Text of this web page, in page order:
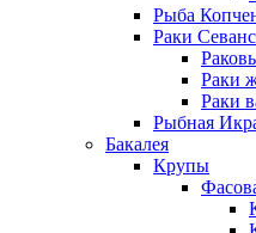
Рыба
Раки
Раки
Раки
Рыбная
Бакалея
Крупы